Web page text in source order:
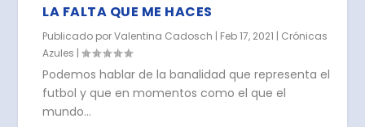
LA FALTA QUE ME HACES
Publicado porValentina Cadosch | Feb 17, 2021 | Crónicas
Azules |
Podemos hablar de la banalidad que representa el
futbol y que en momentos como el que el
mundo...